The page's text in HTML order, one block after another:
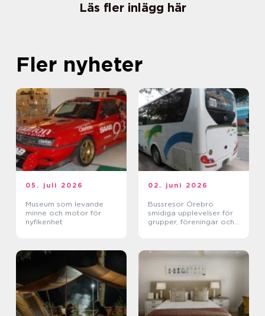
Läs fler inlägg här
Fler nyheter
05. juli 2026
Museum som levande
minne och motor för
nyfikenhet
02. juni 2026
Bussresor Örebro
smidiga upplevelser för
grupper, föreningar och